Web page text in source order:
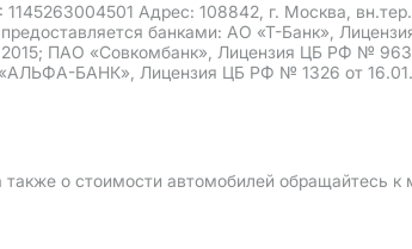
Адрес: 108842, г. Москва,
предоставляется банками: АО «Т-Банк»,
ПАО «Совкомбанк», Лицензия ЦБ РФ № 963
БАНК», Лицензия ЦБ РФ № 1326 от
о стоимости автомобилей обращайтесь